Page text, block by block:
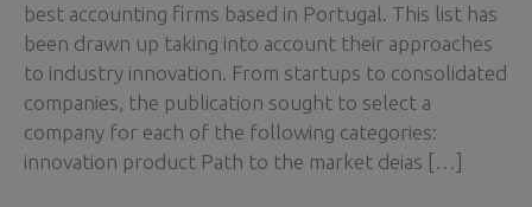
best accounting firms based in Portugal. This list has
been drawn up taking into account their approaches
to industry innovation. From startups to consolidated
companies, the publication sought to select a
company for each of the following categories:
innovation product Path to the market deias […]